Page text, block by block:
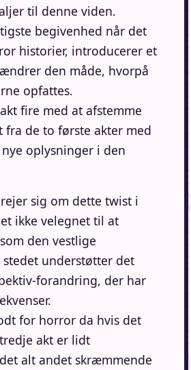
til denne viden.
begivenhed når det
historier, introducerer et
den måde, hvorpå
opfattes.
fire med at afstemme
de to første akter med
oplysninger i den
sig om dette twist i
ikke velegnet til at
den vestlige
understøtter det
forandring, der har
for horror da hvis det
akt er lidt
alt andet skræmmende